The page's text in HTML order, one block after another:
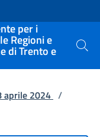
per i
Regioni e
di Trento e Cerca
aprile 2024 /